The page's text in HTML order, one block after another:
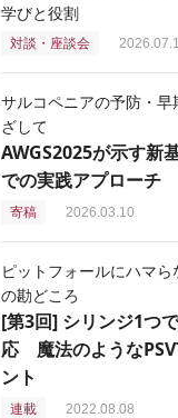
学びと役割
対談・座談会
サルコペニアの予防・早
ざして
AWGS2025が示す新
での実践アプローチ
寄稿 2026.03.10
ピットフォールにハマら
の勘どころ
[第3回] シリンジ1つ
応 魔法のような
ント
連載 2022.08.08